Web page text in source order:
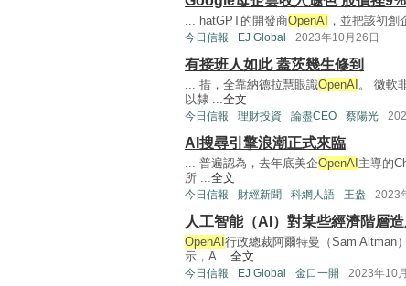
... hatGPT的開發商OpenAI ，並把該初
今日信報 EJ Global 2023年10月26日
有接班人如此 蓋茨幾生修到
... 措，全靠納德拉慧眼識OpenAI 。 微軟
以隸 ...全文
今日信報 理財投資 論盡CEO 蔡陽光
AI搜尋引擎浪潮正式來臨
... 普遍認為，去年底美企OpenAI 主導的
所 ...全文
今日信報 財經新聞 科網人語 王盎 2023
人工智能（AI）對某些經濟階層
OpenAI 行政總裁阿爾特曼（Sam Altman
示，A ...全文
今日信報 EJ Global 金口一開 2023年10